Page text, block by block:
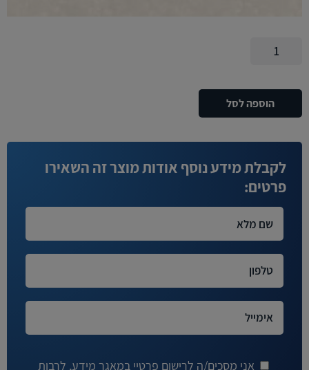
קוריאן
ארקטיק
הוספה לסל
לקבלת מידע נוסף אודות מוצר זה השאירו
פרטים:
אני מסכים/ה לרישום פרטיי במאגר מידע, לרבות